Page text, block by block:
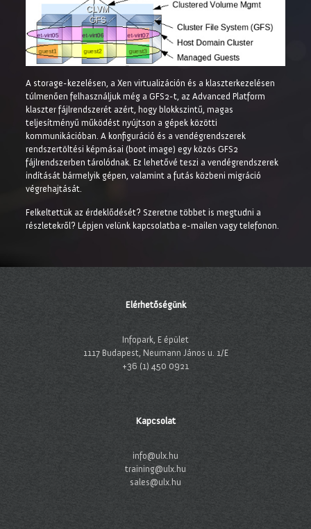
A storage-kezelésen, a Xen virtualizáción és a klaszterkezelésen
túlmenően felhasználjuk még a GFS2-t, az Advanced Platform
klaszter fájlrendszerét azért, hogy blokkszintű, magas
teljesítményű működést nyújtson a gépek közötti
kommunikációban. A konfiguráció és a vendégrendszerek
rendszertöltési képmásai (boot image) egy közös GFS2
fájlrendszerben tárolódnak. Ez lehetővé teszi a vendégrendszerek
indítását bármelyik gépen, valamint a futás közbeni migráció
végrehajtását.
Felkeltettük az érdeklődését? Szeretne többet is megtudni a
részletekről? Lépjen velünk kapcsolatba e-mailen vagy telefonon.
Elérhetőségünk
Infopark, E épület
1117 Budapest, Neumann János u. 1/E
+36 (1) 450 0921
Kapcsolat
info@ulx.hu
training@ulx.hu
sales@ulx.hu